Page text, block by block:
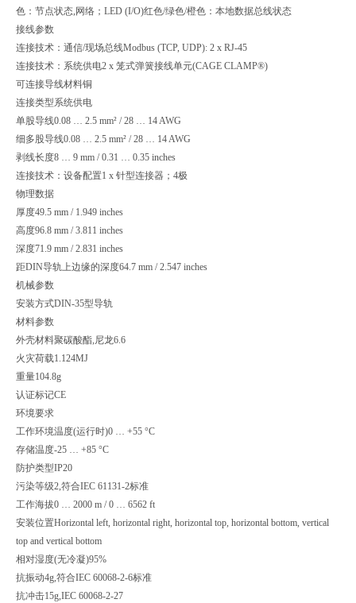
色：节点状态,网络；LED (I/O)红色/绿色/橙色：本地数据总线状态
接线参数
连接技术：通信/现场总线Modbus (TCP, UDP): 2 x RJ-45
连接技术：系统供电2 x 笼式弹簧接线单元(CAGE CLAMP®)
可连接导线材料铜
连接类型系统供电
单股导线0.08 … 2.5 mm² / 28 … 14 AWG
细多股导线0.08 … 2.5 mm² / 28 … 14 AWG
剥线长度8 … 9 mm / 0.31 … 0.35 inches
连接技术：设备配置1 x 针型连接器；4极
物理数据
厚度49.5 mm / 1.949 inches
高度96.8 mm / 3.811 inches
深度71.9 mm / 2.831 inches
距DIN导轨上边缘的深度64.7 mm / 2.547 inches
机械参数
安装方式DIN-35型导轨
材料参数
外壳材料聚碳酸酯,尼龙6.6
火灾荷载1.124MJ
重量104.8g
认证标记CE
环境要求
工作环境温度(运行时)0 … +55 °C
存储温度-25 … +85 °C
防护类型IP20
污染等级2,符合IEC 61131-2标准
工作海拔0 … 2000 m / 0 … 6562 ft
安装位置Horizontal left, horizontal right, horizontal top, horizontal bottom, vertical
top and vertical bottom
相对湿度(无冷凝)95%
抗振动4g,符合IEC 60068-2-6标准
抗冲击15g,IEC 60068-2-27